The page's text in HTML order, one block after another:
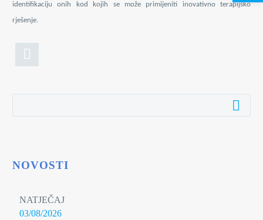
identifikaciju onih kod kojih se može primijeniti inovativno terapijsko
rješenje.
NOVOSTI
NATJEČAJ
03/08/2026